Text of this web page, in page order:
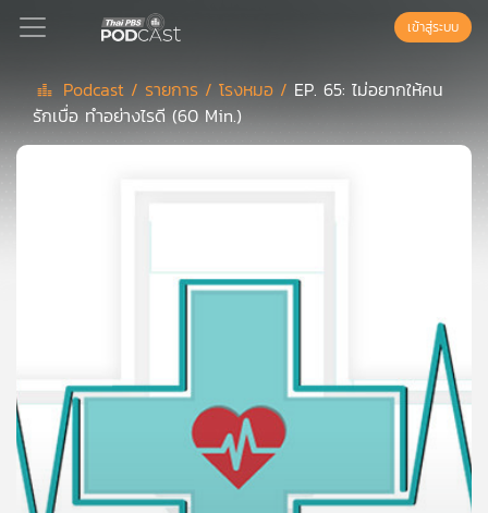
Podcast
ย์
ลิ
สต์
ของ
คุณ
เข้าสู่ระบบ
Podcast / รายการ /โรงหมอ / EP. 65: ไม่อยากให้คน
รักเบื่อ ทำอย่างไรดี (60 Min.)